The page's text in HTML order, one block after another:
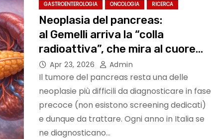
GASTROENTEROLOGIA ONCOLOGIA RICERCA
Neoplasia del pancreas:
al Gemelli arriva la “colla
radioattiva”, che mira al cuore
del tumore
Apr 23, 2026 Admin
Il tumore del pancreas resta una delle
neoplasie più difficili da diagnosticare in fase
precoce (non esistono screening dedicati)
e dunque da trattare. Ogni anno in Italia se
ne diagnosticano…